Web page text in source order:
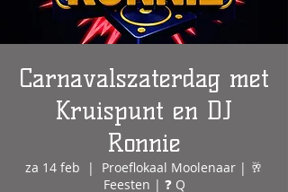
Carnavalszaterdag met
Kruispunt en DJ
Ronnie
za 14 feb
  |
Proeflokaal Moolenaar | 🥂
Feesten | ❓ Q